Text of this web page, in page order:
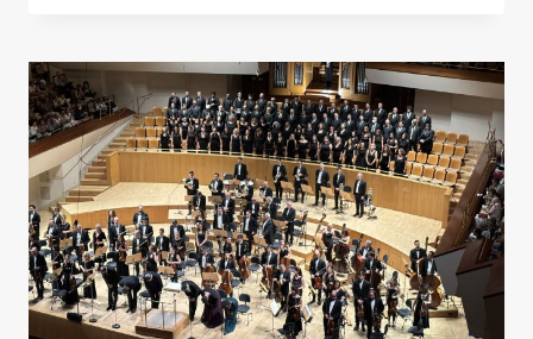
CLAVES
PARA
UN
CRECIMIENTO
SOSTENIBLE